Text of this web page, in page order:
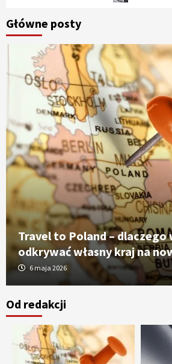
Główne posty
Travel to Poland –
odkrywać własny kraj na
6 maja 2026
Od redakcji
3
nowoczesne technologie
obróbki materiałów